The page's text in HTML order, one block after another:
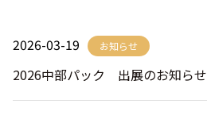
2026-03-19 お知らせ
2026中部パック 出展のお知らせ